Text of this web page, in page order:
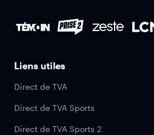
Liens utiles
Direct de TVA
Direct de TVA Sports
Direct de TVA Sports 2